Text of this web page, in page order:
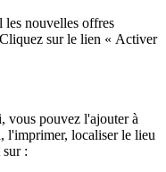
les nouvelles offres
sur le lien « Activer
vous pouvez l'ajouter à
l'imprimer, localiser le lieu
: